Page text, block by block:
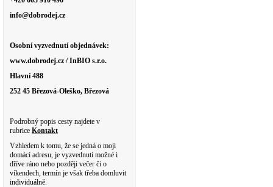
info@dobrodej.cz
Osobní vyzvednutí objednávek:
www.dobrodej.cz / InBIO s.r.o.
Hlavní 488
252 45 Březová-Oleško, Březová
Podrobný popis cesty najdete v
rubrice Kontakt
Vzhledem k tomu, že se jedná o moji
domácí adresu, je vyzvednutí možné i
dříve ráno nebo později večer či o
víkendech, termín je však třeba domluvit
individuálně.